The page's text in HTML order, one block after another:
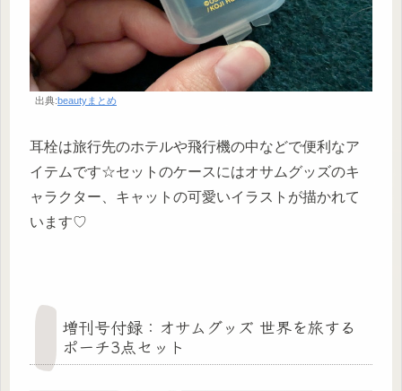
出典:beautyまとめ
耳栓は旅行先のホテルや飛行機の中などで便利なア
イテムです☆セットのケースにはオサムグッズのキ
ャラクター、キャットの可愛いイラストが描かれて
います♡
増刊号付録：オサムグッズ 世界を旅する
ポーチ3点セット